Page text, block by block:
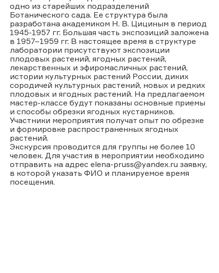
одно из старейших подразделений
Ботанического сада. Ее структура была
разработана академиком Н. В. Цициным в период
1945-1957 гг. Большая часть экспозиций заложена
в 1957–1959 гг. В настоящее время в структуре
лаборатории присутствуют экспозиции
плодовых растений, ягодных растений,
лекарственных и эфиромасличных растений,
истории культурных растений России, диких
сородичей культурных растений, новых и редких
плодовых и ягодных растений. На предлагаемом
мастер-классе будут показаны основные приемы
и способы обрезки ягодных кустарников.
Участники мероприятия получат опыт по обрезке
и формировке распространенных ягодных
растений.
Экскурсия проводится для группы не более 10
человек. Для участия в мероприятии необходимо
отправить на адрес elena-pruss@yandex.ru заявку,
в которой указать ФИО и планируемое время
посещения.